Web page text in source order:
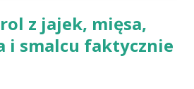
z jajek, mięsa,
i smalcu faktycznie